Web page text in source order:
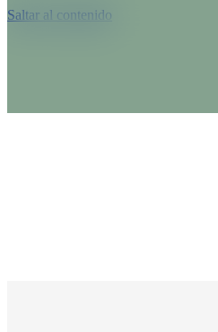
Saltar al contenido